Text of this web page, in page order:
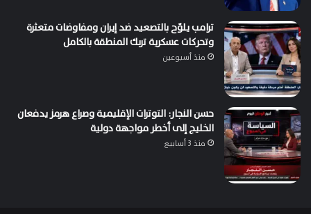
ترامب يلوّح بالتصعيد ضد إيران ومفاوضات متعثرة
وتحركات عسكرية تربك المنطقة بالكامل
منذ أسبوعين
حسن النجار: التوترات الإقليمية وصراع هرمز يدفعان
الخليج إلى أخطر مواجهة دولية
منذ 3 أسابيع